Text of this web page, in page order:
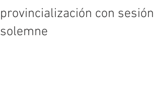
provincialización con sesión
solemne